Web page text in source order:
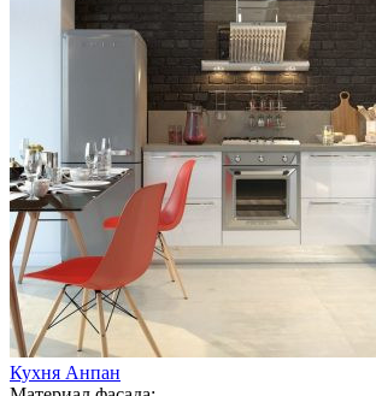
Кухня Анпан